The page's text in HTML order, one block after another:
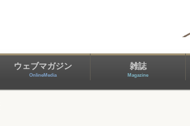
ウェブマガジン
OnlineMedia
雑誌
Magazine